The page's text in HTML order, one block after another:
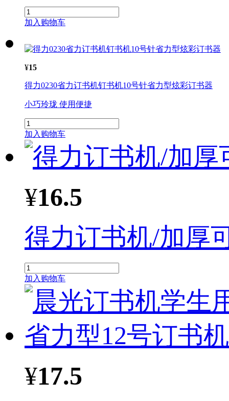
加入购物车
¥15
得力0230省力订书机钉书机10号针省力型炫彩订书器
小巧玲珑 使用便捷
加入购物车
¥16.5
得力订书机/加厚
加入购物车
¥17.5